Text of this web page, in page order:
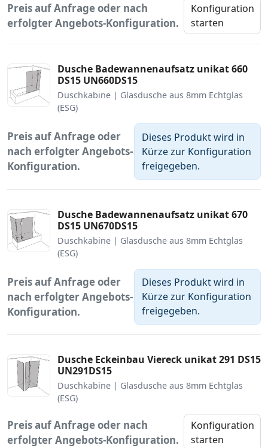
Preis auf Anfrage oder nach
erfolgter Angebots-Konfiguration.
Konfiguration
starten
Dusche Badewannenaufsatz unikat 660
DS15 UN660DS15
Duschkabine | Glasdusche aus 8mm Echtglas
(ESG)
Preis auf Anfrage oder
nach erfolgter Angebots-
Konfiguration.
Dieses Produkt wird in
Kürze zur Konfiguration
freigegeben.
Dusche Badewannenaufsatz unikat 670
DS15 UN670DS15
Duschkabine | Glasdusche aus 8mm Echtglas
(ESG)
Preis auf Anfrage oder
nach erfolgter Angebots-
Konfiguration.
Dieses Produkt wird in
Kürze zur Konfiguration
freigegeben.
Dusche Eckeinbau Viereck unikat 291 DS15
UN291DS15
Duschkabine | Glasdusche aus 8mm Echtglas
(ESG)
Preis auf Anfrage oder nach
erfolgter Angebots-Konfiguration.
Konfiguration
starten